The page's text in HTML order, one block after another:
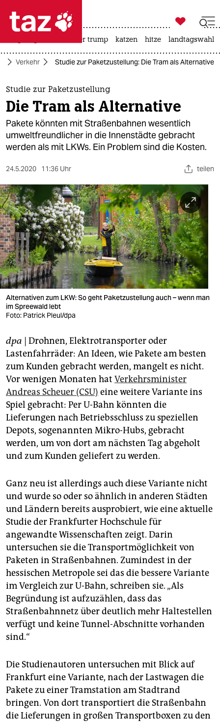
 taz zahl ich
taz zahl ich
themen
politik
öko
sport
berlin
nord
wahrheit
verlag
verlag
shop
fragen & hilfe
unterstützen
abo
genossenschaft
epaper login

taz zahl ich
usa unter trump katzen hitze landtagswahl
Verkehr Studie zur Paketzustellung: Die Tram als Alternative
Studie zur Paketzustellung
Die Tram als Alternative
Pakete könnten mit Straßenbahnen wesentlich
umweltfreundlicher in die Innenstädte gebracht
werden als mit LKWs. Ein Problem sind die Kosten.
24.5.2020 11:36 Uhr teilen
Alternativen zum LKW: So geht Paketzustellung auch – wenn man
im Spreewald lebt
Foto: Patrick Pleul/dpa
dpa | Drohnen, Elektrotransporter oder
Lastenfahrräder: An Ideen, wie Pakete am besten
zum Kunden gebracht werden, mangelt es nicht.
Vor wenigen Monaten hat Verkehrsminister
Andreas Scheuer (CSU) eine weitere Variante ins
Spiel gebracht: Per U-Bahn könnten die
Lieferungen nach Betriebsschluss zu speziellen
Depots, sogenannten Mikro-Hubs, gebracht
werden, um von dort am nächsten Tag abgeholt
und zum Kunden geliefert zu werden.
Ganz neu ist allerdings auch diese Variante nicht
und wurde so oder so ähnlich in anderen Städten
und Ländern bereits ausprobiert, wie eine aktuelle
Studie der Frankfurter Hochschule für
angewandte Wissenschaften zeigt. Darin
untersuchen sie die Transportmöglichkeit von
Paketen in Straßenbahnen. Zumindest in der
hessischen Metropole sei das die bessere Variante
im Vergleich zur U-Bahn, schreiben sie. „Als
Begründung ist aufzuzählen, dass das
Straßenbahnnetz über deutlich mehr Haltestellen
verfügt und keine Tunnel-Abschnitte vorhanden
sind.“
Die Studienautoren untersuchen mit Blick auf
Frankfurt eine Variante, nach der Lastwagen die
Pakete zu einer Tramstation am Stadtrand
bringen. Von dort transportiert die Straßenbahn
die Lieferungen in großen Transportboxen zu den